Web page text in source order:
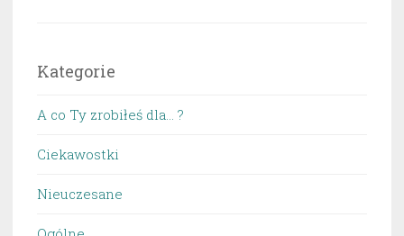
Kategorie
A co Ty zrobiłeś dla… ?
Ciekawostki
Nieuczesane